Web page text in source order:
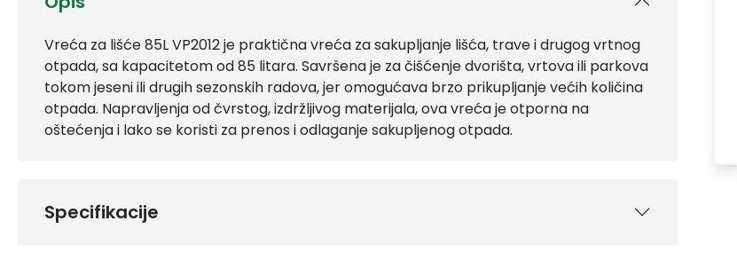
Vreća za lišće 85L VP2012 je praktična vreća za sakupljanje lišća, trave i drugog vrtnog
otpada, sa kapacitetom od 85 litara. Savršena je za čišćenje dvorišta, vrtova ili parkova
tokom jeseni ili drugih sezonskih radova, jer omogućava brzo prikupljanje većih količina
otpada. Napravljenja od čvrstog, izdržljivog materijala, ova vreća je otporna na
oštećenja i lako se koristi za prenos i odlaganje sakupljenog otpada.
Specifikacije